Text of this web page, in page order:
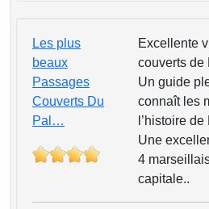
Les plus
beaux
Passages
Couverts Du
Pal…
Excellente
couverts de
Un guide
connaît les
l’histoire
Une
4
capitale..